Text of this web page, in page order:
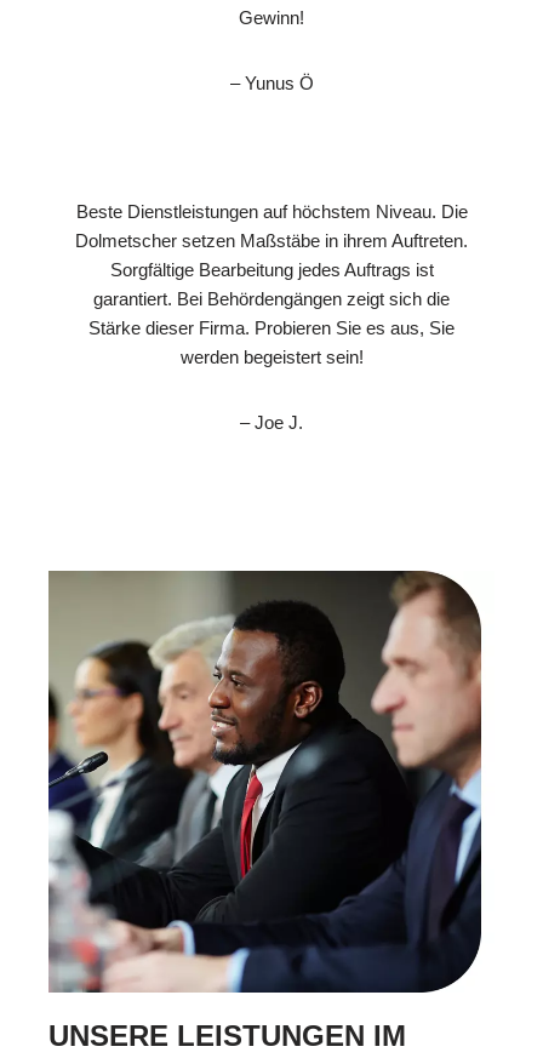
Gewinn!
– Yunus Ö
Beste Dienstleistungen auf höchstem Niveau. Die
Dolmetscher setzen Maßstäbe in ihrem Auftreten.
Sorgfältige Bearbeitung jedes Auftrags ist
garantiert. Bei Behördengängen zeigt sich die
Stärke dieser Firma. Probieren Sie es aus, Sie
werden begeistert sein!
– Joe J.
UNSERE LEISTUNGEN IM